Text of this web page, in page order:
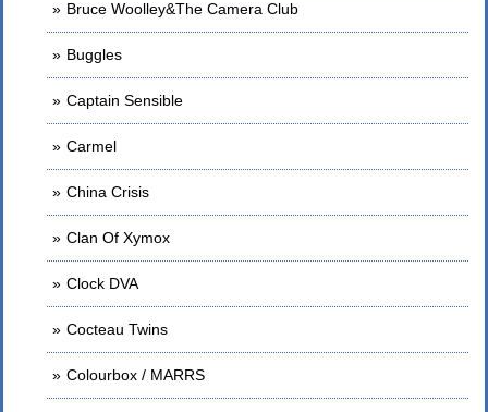
Bruce Woolley&The Camera Club
Buggles
Captain Sensible
Carmel
China Crisis
Clan Of Xymox
Clock DVA
Cocteau Twins
Colourbox / MARRS